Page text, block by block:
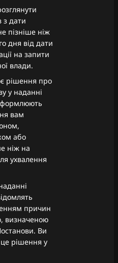
з дати
пізніше ніж
дня від дати
на запити
влади.
рішення про
у наданні
вам
або
ніж на
ухвалення
причин
визначеною
Ви
рішення у